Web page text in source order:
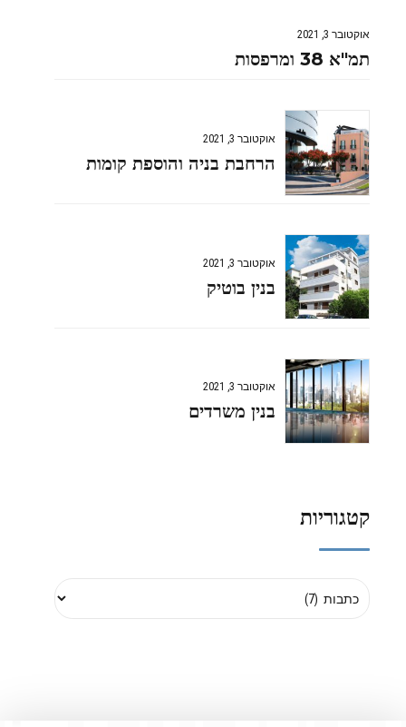
אוקטובר 3, 2021
תמ"א 38 ומרפסות
אוקטובר 3, 2021
הרחבת בניה והוספת קומות
אוקטובר 3, 2021
בנין בוטיק
אוקטובר 3, 2021
בנין משרדים
קטגוריות